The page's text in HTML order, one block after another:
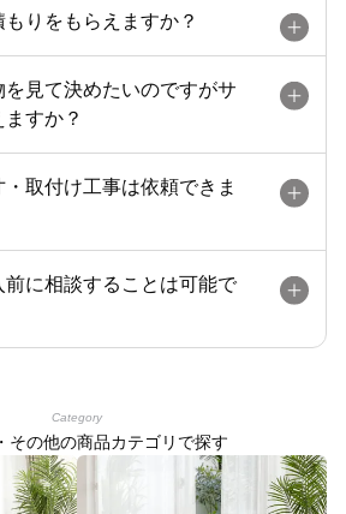
りをもらえますか？
を見て決めたいのですがサ
すか？
取付け工事は依頼できま
前に相談することは可能で
Category
その他の商品カテゴリで探す